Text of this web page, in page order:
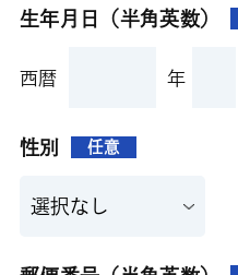
生年月日（半角英数）
西暦 年
性別 任意